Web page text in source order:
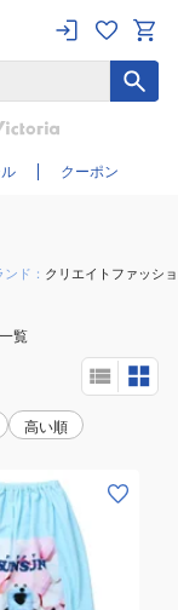
クーポン
ンド： クリエイトファッシ
覧
高い順